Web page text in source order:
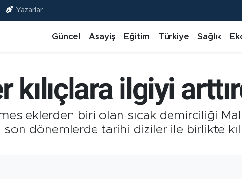
Yazarlar
Güncel Asayiş Eğitim Türkiye Sağlık
ilgiyi
biri olan sıcak demirciliği
dönemlerde tarihi diziler ile birlikte